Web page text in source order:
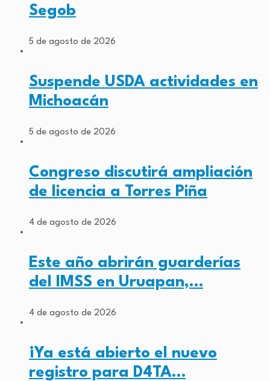
Segob
5 de agosto de 2026
Suspende USDA actividades en
Michoacán
5 de agosto de 2026
Congreso discutirá ampliación
de licencia a Torres Piña
4 de agosto de 2026
Este año abrirán guarderías
del IMSS en Uruapan,…
4 de agosto de 2026
¡Ya está abierto el nuevo
registro para D4TA…